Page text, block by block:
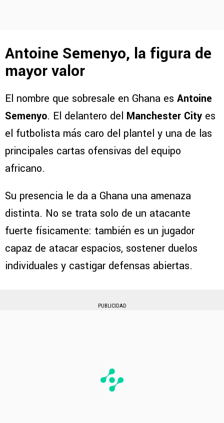
Antoine Semenyo, la figura de
mayor valor
El nombre que sobresale en Ghana es Antoine
Semenyo. El delantero del Manchester City es
el futbolista más caro del plantel y una de las
principales cartas ofensivas del equipo
africano.
Su presencia le da a Ghana una amenaza
distinta. No se trata solo de un atacante
fuerte físicamente: también es un jugador
capaz de atacar espacios, sostener duelos
individuales y castigar defensas abiertas.
PUBLICIDAD